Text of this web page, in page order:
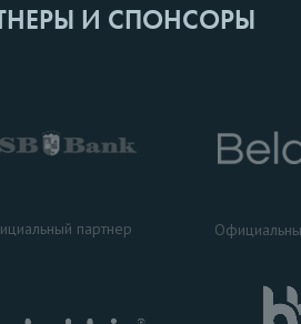
И СПОНСОРЫ
партнер